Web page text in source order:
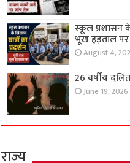
स्कूल प्रशासन के
भूख हड़ताल
August 4,
26 वर्षीय
June 19, 2026
राज्य